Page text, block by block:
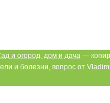
и огород, дом и дача—
и болезни, вопрос от